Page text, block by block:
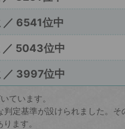
／ 6541位中
／ 5043位中
／ 3997位中
ています。
定基準が設けられました。そ
ます。